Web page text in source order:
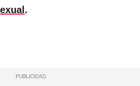
.
PUBLICIDAD